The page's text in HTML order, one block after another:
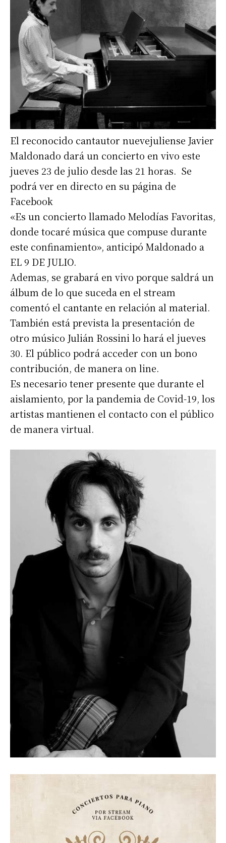
El reconocido cantautor nuevejuliense Javier
Maldonado dará un concierto en vivo este
jueves 23 de julio desde las 21 horas. Se
podrá ver en directo en su página de
Facebook
«Es un concierto llamado Melodías Favoritas,
donde tocaré música que compuse durante
este confinamiento», anticipó Maldonado a
EL 9 DE JULIO.
Ademas, se grabará en vivo porque saldrá un
álbum de lo que suceda en el stream
comentó el cantante en relación al material.
También está prevista la presentación de
otro músico Julián Rossini lo hará el jueves
30. El público podrá acceder con un bono
contribución, de manera on line.
Es necesario tener presente que durante el
aislamiento, por la pandemia de Covid-19, los
artistas mantienen el contacto con el público
de manera virtual.